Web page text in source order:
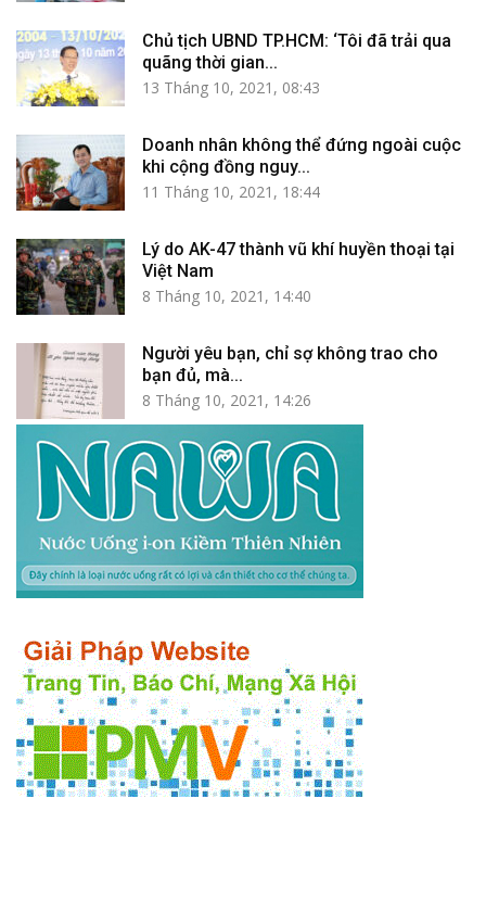
Chủ tịch UBND TP.HCM: ‘Tôi đã trải qua
quãng thời gian...
13 Tháng 10, 2021, 08:43
Doanh nhân không thể đứng ngoài cuộc
khi cộng đồng nguy...
11 Tháng 10, 2021, 18:44
Lý do AK-47 thành vũ khí huyền thoại tại
Việt Nam
8 Tháng 10, 2021, 14:40
Người yêu bạn, chỉ sợ không trao cho
bạn đủ, mà...
8 Tháng 10, 2021, 14:26